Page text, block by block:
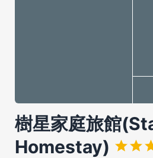
樹星家庭旅館
Homestay)